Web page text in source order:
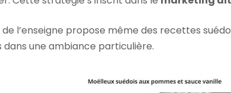
de l’enseigne propose même des recettes
dans une ambiance particulière.